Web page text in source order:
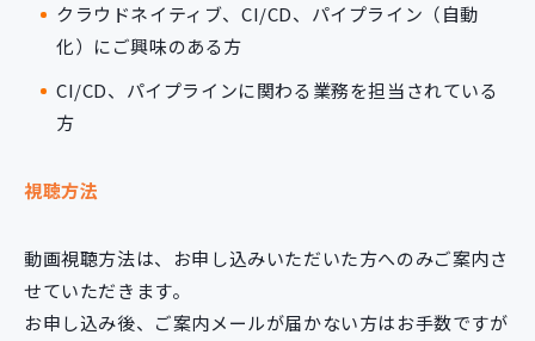
クラウドネイティブ、CI/CD、パイプライン（自動
化）にご興味のある方
CI/CD、パイプラインに関わる業務を担当されている
方
視聴方法
動画視聴方法は、お申し込みいただいた方へのみご案内さ
せていただきます。
お申し込み後、ご案内メールが届かない方はお手数ですが